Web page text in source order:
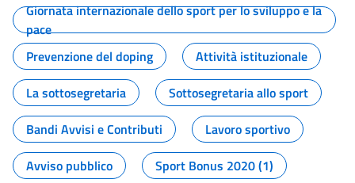
Giornata internazionale dello sport per lo sviluppo e la
pace
Prevenzione del doping
Attività istituzionale
La sottosegretaria
Sottosegretaria allo sport
Bandi Avvisi e Contributi
Lavoro sportivo
Avviso pubblico
Sport Bonus 2020 (1)